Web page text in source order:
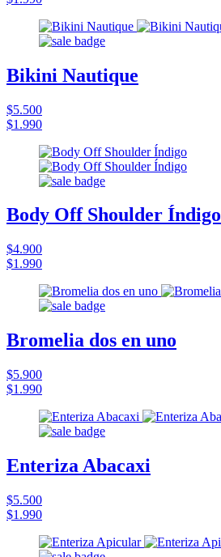
Bikini Nautique
$5.500
$1.990
Body Off Shoulder Índigo
$4.900
$1.990
Bromelia dos en uno
$5.900
$1.990
Enteriza Abacaxi
$5.500
$1.990